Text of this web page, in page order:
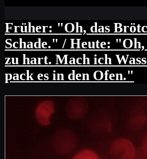
Früher: "Oh, das
Schade." / Heute:
zu hart. Mach ich
pack es in den Ofen."